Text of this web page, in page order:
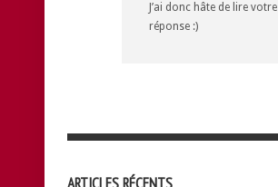
J’ai donc hâte de lire votre
réponse :)